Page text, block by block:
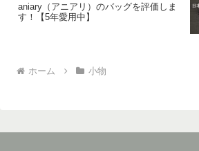
aniary（アニアリ）のバッグを評価しま
す！【5年愛用中】
ホーム 小物